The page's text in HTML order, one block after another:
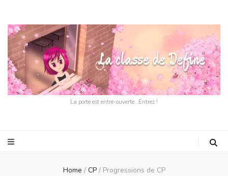
La porte est entre-ouverte…Entrez !
Home / CP / Progressions de CP